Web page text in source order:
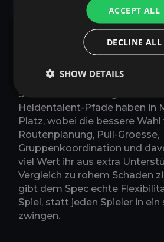
Saison 1
Schutz-Paladin bleibt einer
Dungeon-Tanks in Midnight
hoher Nützlichkeitsdichte,
Unterbrechungen,
Schadensminderung bei
Heldentalent-Pfade haben in
Platz, wobei die bessere Wahl
Routenplanung, Pull-Groesse,
Gruppenkoordination und
viel Wert ihr aus extra
Vergleich zu rohem Schaden
gibt dem Spec echte
Spiel, statt jeden Spieler in ein
zwingen.
ACCEPT ALL
DECLINE ALL
SHOW DETAILS